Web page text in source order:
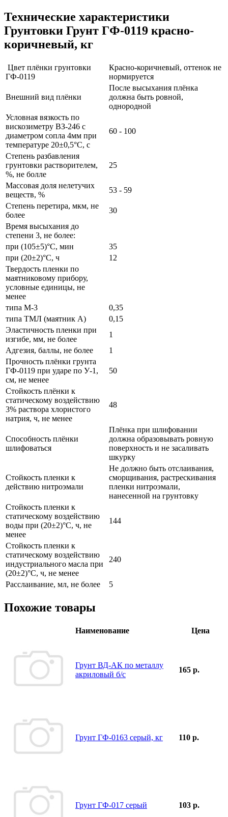
Технические характеристики
Грунтовки Грунт ГФ-0119 красно-
коричневый, кг
Цвет плёнки грунтовки
ГФ-0119
Красно-коричневый, оттенок не
нормируется
Внешний вид плёнки
После высыхания плёнка
должна быть ровной,
однородной
Условная вязкость по
вискозиметру ВЗ-246 с
диаметром сопла 4мм при
температуре 20±0,5°С, с
60 - 100
Степень разбавления
грунтовки растворителем,
%, не болле
25
Массовая доля нелетучих
веществ, %
53 - 59
Степень перетира, мкм, не
более
30
Время высыхания до
степени 3, не более:
при (105±5)°С, мин
35
при (20±2)°С, ч
12
Твердость пленки по
маятниковому прибору,
условные единицы, не
менее
типа М-3
0,35
типа ТМЛ (маятник А)
0,15
Эластичность пленки при
изгибе, мм, не более
1
Адгезия, баллы, не более
1
Прочность плёнки грунта
ГФ-0119 при ударе по У-1,
см, не менее
50
Стойкость плёнки к
статическому воздействию
3% раствора хлористого
натрия, ч, не менее
48
Способность плёнки
шлифоваться
Плёнка при шлифовании
должна образовывать ровную
поверхность и не засаливать
шкурку
Стойкость пленки к
действию нитроэмали
Не должно быть отслаивания,
сморщивания, растрескивания
пленки нитроэмали,
нанесенной на грунтовку
Стойкость пленки к
статическому воздействию
воды при (20±2)°С, ч, не
менее
144
Стойкость пленки к
статическому воздействию
индустриального масла при
(20±2)°С, ч, не менее
240
Расслаивание, мл, не более 5
Похожие товары
Наименование Цена
Грунт ВД-АК по металлу
акриловый б/с
165 р.
Грунт ГФ-0163 серый, кг 110 р.
Грунт ГФ-017 серый 103 р.